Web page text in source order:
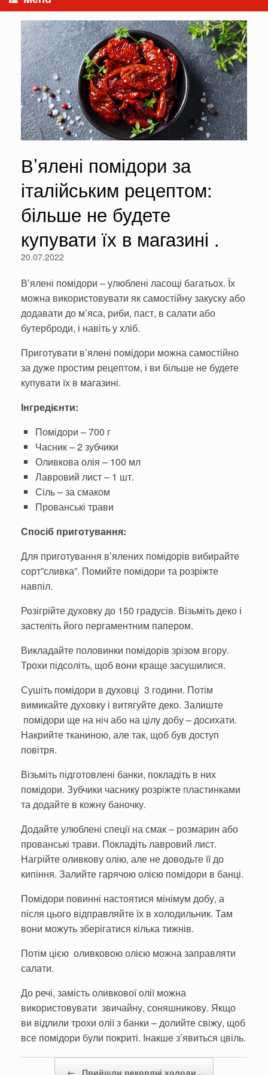
В’ялені помідори за
італійським рецептом:
більше не будете
купувати їх в магазині .
20.07.2022
В’ялені помідори – улюблені ласощі багатьох. Їх
можна використовувати як самостійну закуску або
додавати до м’яса, риби, паст, в салати або
бутерброди, і навіть у хліб.
Приготувати в’ялені помідори можна самостійно
за дуже простим рецептом, і ви більше не будете
купувати їх в магазині.
Інгредієнти:
Помідори – 700 г
Часник – 2 зубчики
Оливкова олія – 100 мл
Лавровий лист – 1 шт.
Сіль – за смаком
Прованські трави
Спосіб приготування:
Для приготування в’ялених помідорів вибирайте
сорт”сливка”. Помийте помідори та розріжте
навпіл.
Розігрійте духовку до 150 градусів. Візьміть деко і
застеліть його пергаментним папером.
Викладайте половинки помідорів зрізом вгору.
Трохи підсоліть, щоб вони краще засушилися.
Сушіть помідори в духовці 3 години. Потім
вимикайте духовку і витягуйте деко. Залиште
помідори ще на ніч або на цілу добу – досихати.
Накрийте тканиною, але так, щоб був доступ
повітря.
Візьміть підготовлені банки, покладіть в них
помідори. Зубчики часнику розріжте пластинками
та додайте в кожну баночку.
Додайте улюблені спеції на смак – розмарин або
прованські трави. Покладіть лавровий лист.
Нагрійте оливкову олію, але не доводьте її до
кипіння. Залийте гарячою олією помідори в банці.
Помідори повинні настоятися мінімум добу, а
після цього відправляйте їх в холодильник. Там
вони можуть зберігатися кілька тижнів.
Потім цією оливковою олією можна заправляти
салати.
До речі, замість оливкової олії можна
використовувати звичайну, соняшникову. Якщо
ви відлили трохи олії з банки – долийте свіжу, щоб
все помідори були покриті. Інакше з’явиться цвіль.
← Прийшли рекордні холоди .